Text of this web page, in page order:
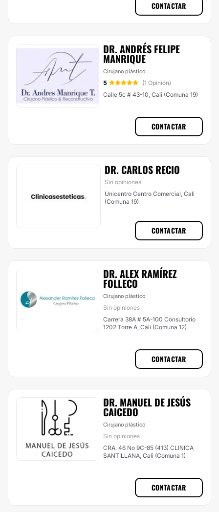
CONTACTAR
DR. ANDRÉS FELIPE
MANRIQUE
Cirujano plástico
5
(1 Opinión)
Calle 5c # 43-10, Cali (Comuna 19)
CONTACTAR
DR. CARLOS RECIO
Sin opiniones
Unicentro Centro Comercial, Cali
(Comuna 19)
CONTACTAR
DR. ALEX RAMÍREZ
FOLLECO
Cirujano plástico
Sin opiniones
Carrera 38A # 5A-100 Consultorio
1202 Torre A, Cali (Comuna 12)
CONTACTAR
DR. MANUEL DE JESÚS
CAICEDO
Cirujano plástico
Sin opiniones
CRA. 46 No 9C-85 (413) CLINICA
SANTILLANA, Cali (Comuna 1)
CONTACTAR